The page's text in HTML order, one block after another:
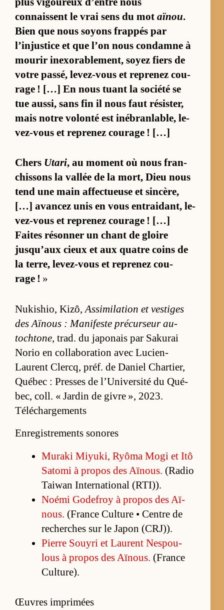
connaissent le vrai sens du mot aïnou.
Bien que nous soyons frap­pés par
l’injus­tice et que l’on nous condamne à
mou­rir inexo­ra­ble­ment, soyez fiers de
votre pas­sé, le­vez-vous et re­pre­nez cou­
rage ! […] En nous tuant la so­ciété se
tue aus­si, sans fin il nous faut ré­sis­ter,
mais notre vo­lonté est in­ébran­la­ble, le­
vez-vous et re­pre­nez cou­rage ! […]
Chers Utari, au mo­ment où nous fran­
chis­sons la val­lée de la mort, Dieu nous
tend une main af­fec­tueuse et sin­cè­re,
[…] avan­cez unis en vous en­trai­dant, le­
vez-vous et re­pre­nez cou­rage ! […]
Faites ré­son­ner un chant de gloire
jusqu’aux cieux et aux quatre coins de
la ter­re, le­vez-vous et re­pre­nez cou­
rage ! »
Nu­ki­shio, Kizô,As­si­mi­la­tion et ves­tiges
des Aï­nous : Ma­ni­feste pré­cur­seur au­
toch­tone, trad. du ja­po­nais par Sa­ku­rai
No­rio en col­la­bo­ra­tion avec Lu­cien-
Laurent Clercq, préf. de Da­niel Char­tier,
Qué­bec : Presses de l’Uni­ver­sité du Qué­
bec, coll. « Jar­din de givre », 2023.
Téléchargements
Enregistrements sonores
Mu­raki Miyu­ki, Ryôma Mogi et Itô
Sa­tomi à pro­pos des Aï­nous. (Ra­dio
Tai­wan In­ter­na­tio­nal (R­TI)).
Noémi Go­de­froy à pro­pos des Aï­
nous. (France Culture • Centre de
re­cherches sur le Ja­pon (CRJ)).
Pierre Souyri et Laurent Nes­pou­
lous à pro­pos des Aï­nous. (France
Cultu­re).
Œuvres imprimées